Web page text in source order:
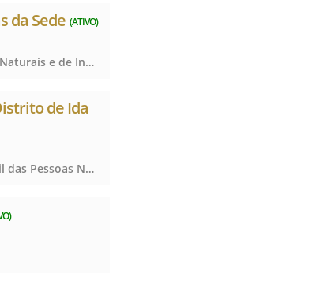
da Sede (ATIVO)
Registro Civil das Pessoas Naturais e de Interdições e Tutelas, Registro Civil das Pessoas Naturais e de Interdições e Tutelas, Registro Civil das Pessoas Naturais e de Interdições e Tutelas
de Ida
Notas, Registro Civil das Pessoas Naturais e de Interdições e Tutelas, Notas, Registro Civil das Pessoas Naturais e de Interdições e Tutelas, Notas, Registro Civil das Pessoas Naturais e de Interdições e Tutelas